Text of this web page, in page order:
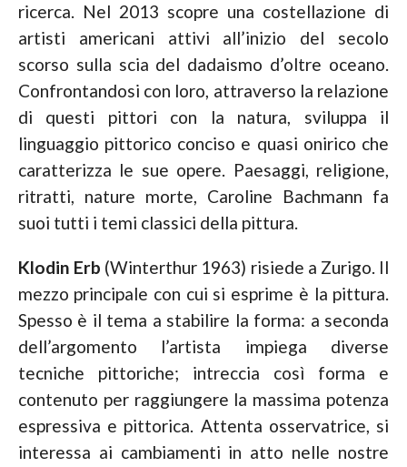
ricerca. Nel 2013 scopre una costellazione di
artisti americani attivi all’inizio del secolo
scorso sulla scia del dadaismo d’oltre oceano.
Confrontandosi con loro, attraverso la relazione
di questi pittori con la natura, sviluppa il
linguaggio pittorico conciso e quasi onirico che
caratterizza le sue opere. Paesaggi, religione,
ritratti, nature morte, Caroline Bachmann fa
suoi tutti i temi classici della pittura.
Klodin Erb (Winterthur 1963) risiede a Zurigo. Il
mezzo principale con cui si esprime è la pittura.
Spesso è il tema a stabilire la forma: a seconda
dell’argomento l’artista impiega diverse
tecniche pittoriche; intreccia così forma e
contenuto per raggiungere la massima potenza
espressiva e pittorica. Attenta osservatrice, si
interessa ai cambiamenti in atto nelle nostre